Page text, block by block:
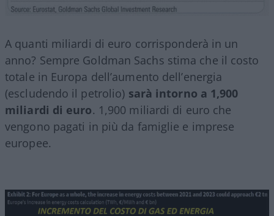
A quanti miliardi di euro corrisponderà in un
anno? Sempre Goldman Sachs stima che il costo
totale in Europa dell’aumento dell’energia
(escludendo il petrolio) sarà intorno a 1,900
miliardi di euro. 1,900 miliardi di euro che
vengono pagati in più da famiglie e imprese
europee.